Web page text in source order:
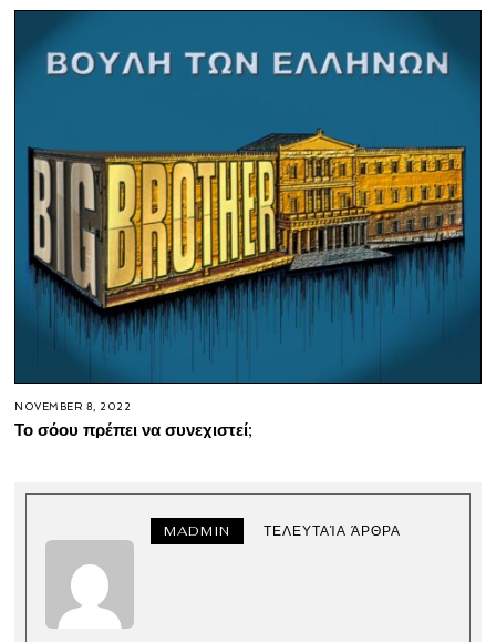
NOVEMBER 8, 2022
Το σόου πρέπει να συνεχιστεί;
MADMIN ΤΕΛΕΥΤΑΊΑ ΆΡΘΡΑ